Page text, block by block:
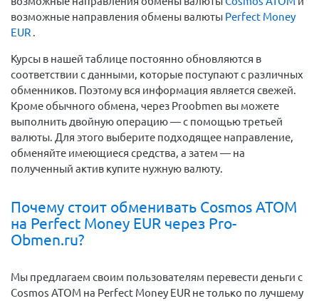
возможные направления обмены валюты Perfect Money
EUR .
Курсы в нашей таблице постоянно обновляются в
соответствии с данными, которые поступают с различных
обменников. Поэтому вся информация является свежей.
Кроме обычного обмена, через Proobmen вы можете
выполнить двойную операцию — с помощью третьей
валюты. Для этого выберите подходящее направление,
обменяйте имеющиеся средства, а затем — на
полученный актив купите нужную валюту.
Почему стоит обменивать Cosmos ATOM
на Perfect Money EUR через Pro-
Obmen.ru?
Мы предлагаем своим пользователям перевести деньги c
Cosmos ATOM на Perfect Money EUR не только по лучшему